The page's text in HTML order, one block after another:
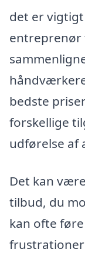
det er
entreprenør
bedste
forskellige
udførelse af
Det kan
tilbud, du
kan ofte
frustrationer